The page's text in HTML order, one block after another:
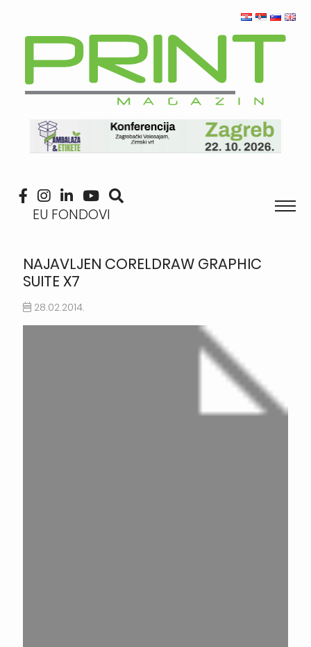
EU FONDOVI
NAJAVLJEN CORELDRAW GRAPHIC
SUITE X7
28.02.2014.